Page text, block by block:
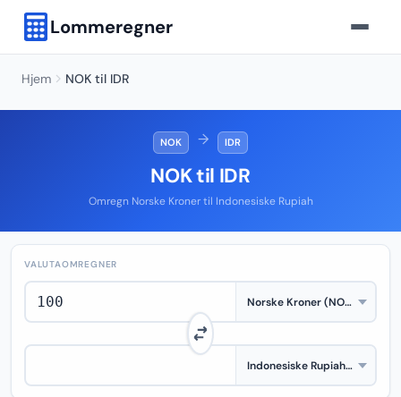
Lommeregner
Hjem NOK til IDR
NOK → IDR
NOK til IDR
Omregn Norske Kroner til Indonesiske Rupiah
VALUTAOMREGNER